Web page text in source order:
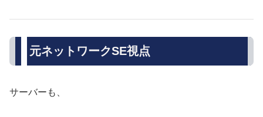
元ネットワークSE視点
サーバーも、